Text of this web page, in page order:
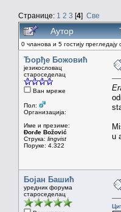
Странице: 1 2 3 [4] Све
Аутор
0 чланова и 5 гостију прегледају
Ђорђе Божовић
језикословац
староседелац
Ван мреже
Пол:
Организација:
Име и презиме:
Đorđe Božović
Струка: lingvist
Поруке: 4.322
u
Бојан Башић
уредник форума
староседелац